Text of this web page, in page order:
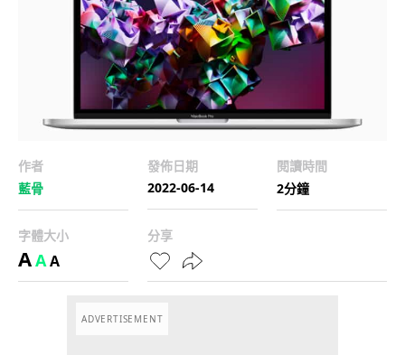
作者
藍骨
發佈日期
2022-06-14
閱讀時間
2分鐘
字體大小
AAA
分享
ADVERTISEMENT